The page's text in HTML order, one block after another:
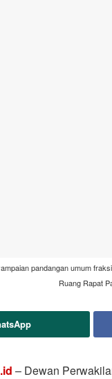
pandangan umum
Ruang Rapat
– Dewan